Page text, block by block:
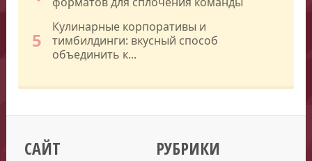
5
Кулинарные корпоративы и
тимбилдинги: вкусный способ
объединить к...
САЙТ РУБРИКИ